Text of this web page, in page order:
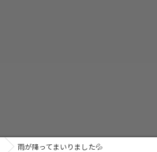
雨が降ってまいりました💦